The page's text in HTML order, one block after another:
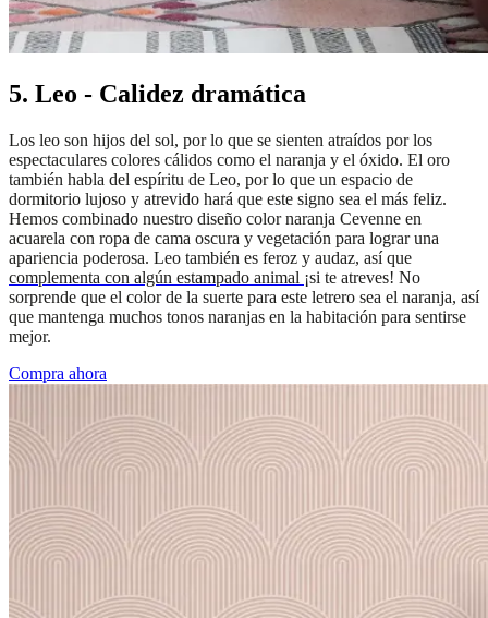
5. Leo - Calidez dramática
Los leo son hijos del sol, por lo que se sienten atraídos por los
espectaculares colores cálidos como el naranja y el óxido. El oro
también habla del espíritu de Leo, por lo que un espacio de
dormitorio lujoso y atrevido hará que este signo sea el más feliz.
Hemos combinado nuestro diseño color naranja Cevenne en
acuarela con ropa de cama oscura y vegetación para lograr una
apariencia poderosa. Leo también es feroz y audaz, así que
complementa con algún estampado animal ¡si te atreves! No
sorprende que el color de la suerte para este letrero sea el naranja, así
que mantenga muchos tonos naranjas en la habitación para sentirse
mejor.
Compra ahora